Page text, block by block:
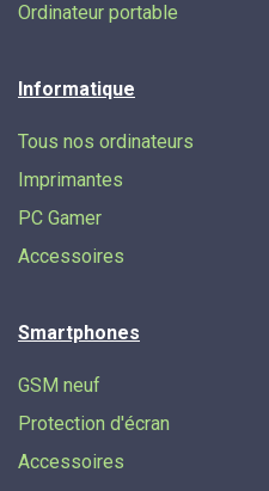
Ordinateur portable
Informatique
Tous nos ordinateurs
Imprimantes
PC Gamer
Accessoires
Smartphones
GSM neuf
Protection d'écran
Accessoires